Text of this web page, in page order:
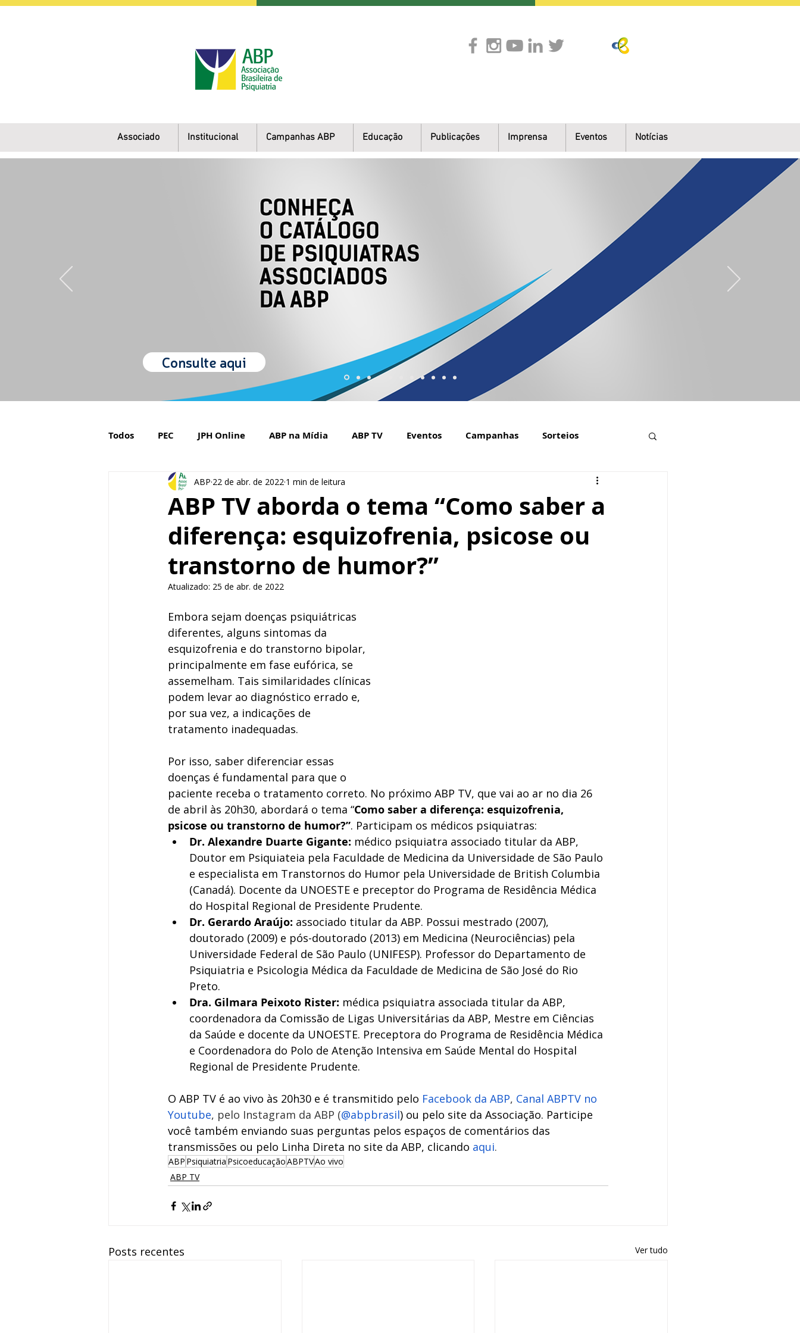
Associado Institucional Campanhas ABP Educação Publicações Imprensa Eventos Notícias
Consulte aqui
Todos PEC JPH Online ABP na Mídia ABP TV Eventos Campanhas Sorteios
Orgulho de ser Psiquiatra Setembro Amarelo na mídia
ABP TV aborda o tema “Como saber a
diferença: esquizofrenia, psicose ou
transtorno de humor?”
ABP 22 de abr. de 2022 1 min de leitura
Atualizado: 25 de abr. de 2022
Embora sejam doenças psiquiátricas
diferentes, alguns sintomas da
esquizofrenia e do transtorno bipolar,
principalmente em fase eufórica, se
assemelham. Tais similaridades clínicas
podem levar ao diagnóstico errado e,
por sua vez, a indicações de
tratamento inadequadas.
Por isso, saber diferenciar essas
doenças é fundamental para que o
paciente receba o tratamento correto. No próximo ABP TV, que vai ao ar no dia 26
de abril às 20h30, abordará o tema “Como saber a diferença: esquizofrenia,
psicose ou transtorno de humor?”. Participam os médicos psiquiatras:
Dr. Alexandre Duarte Gigante: médico psiquiatra associado titular da ABP,
Doutor em Psiquiateia pela Faculdade de Medicina da Universidade de São Paulo
e especialista em Transtornos do Humor pela Universidade de British Columbia
(Canadá). Docente da UNOESTE e preceptor do Programa de Residência Médica
do Hospital Regional de Presidente Prudente.
Dr. Gerardo Araújo: associado titular da ABP. Possui mestrado (2007),
doutorado (2009) e pós-doutorado (2013) em Medicina (Neurociências) pela
Universidade Federal de São Paulo (UNIFESP). Professor do Departamento de
Psiquiatria e Psicologia Médica da Faculdade de Medicina de São José do Rio
Preto.
Dra. Gilmara Peixoto Rister: médica psiquiatra associada titular da ABP,
coordenadora da Comissão de Ligas Universitárias da ABP, Mestre em Ciências
da Saúde e docente da UNOESTE. Preceptora do Programa de Residência Médica
e Coordenadora do Polo de Atenção Intensiva em Saúde Mental do Hospital
Regional de Presidente Prudente.
O ABP TV é ao vivo às 20h30 e é transmitido pelo Facebook da ABP, Canal ABPTV no
Youtube, pelo Instagram da ABP (@abpbrasil) ou pelo site da Associação. Participe
você também enviando suas perguntas pelos espaços de comentários das
transmissões ou pelo Linha Direta no site da ABP, clicando aqui.
ABP Psiquiatria PsicoeducaçãoABPTVAo vivo
ABP TV
Posts recentes Ver tudo